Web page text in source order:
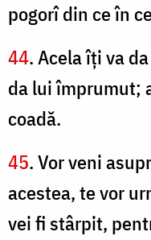
pogorî din ce în
44. Acela îţi va
da lui împrumut;
coadă.
45. Vor veni
acestea, te vor
vei fi stârpit,